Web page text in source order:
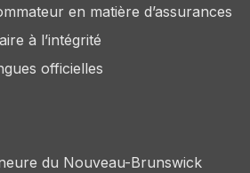
en matière d’assurances
à l’intégrité
officielles
du Nouveau-Brunswick